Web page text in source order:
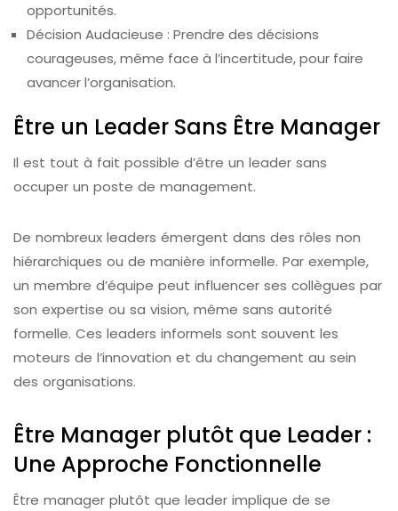
opportunités.
Décision Audacieuse : Prendre des décisions
courageuses, même face à l’incertitude, pour faire
avancer l’organisation.
Être un Leader Sans Être Manager
Il est tout à fait possible d’être un leader sans
occuper un poste de management.
De nombreux leaders émergent dans des rôles non
hiérarchiques ou de manière informelle. Par exemple,
un membre d’équipe peut influencer ses collègues par
son expertise ou sa vision, même sans autorité
formelle. Ces leaders informels sont souvent les
moteurs de l’innovation et du changement au sein
des organisations.
Être Manager plutôt que Leader :
Une Approche Fonctionnelle
Être manager plutôt que leader implique de se